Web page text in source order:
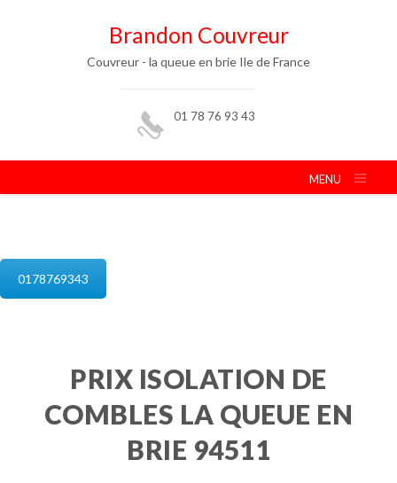
Brandon Couvreur
Couvreur - la queue en brie Ile de France
01 78 76 93 43
MENU
0178769343
PRIX ISOLATION DE
COMBLES LA QUEUE EN
BRIE 94511